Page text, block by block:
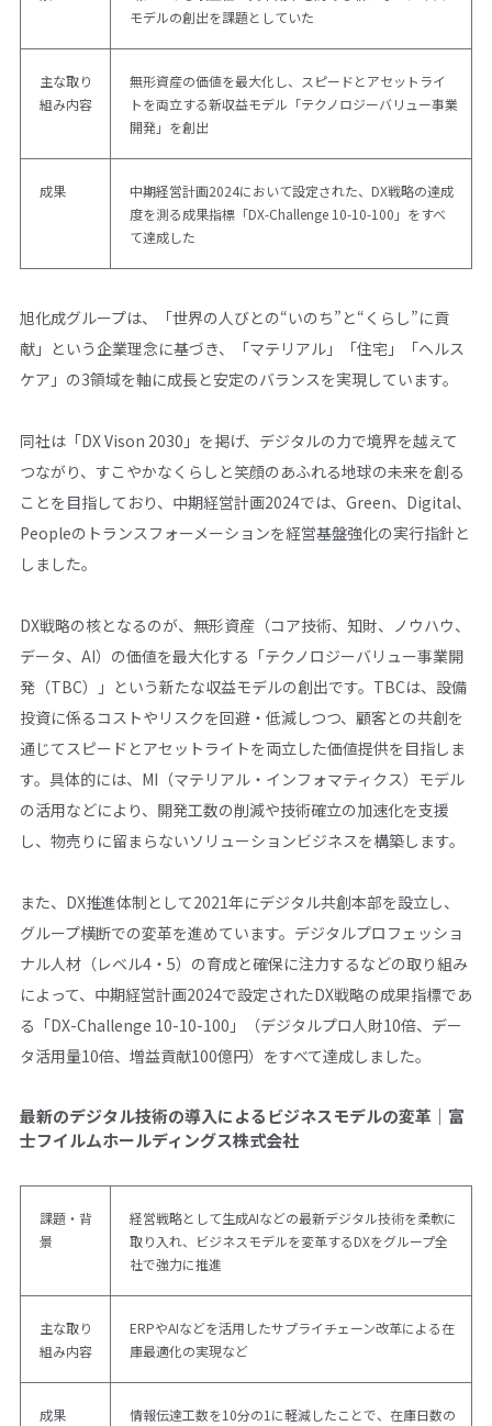
モデルの創出を課題としていた
主な取り
組み内容
無形資産の価値を最大化し、スピードとアセットライ
トを両立する新収益モデル「テクノロジーバリュー事業
開発」を創出
成果
中期経営計画2024において設定された、DX戦略の達成
度を測る成果指標「DX-Challenge 10-10-100」をすべ
て達成した
旭化成グループは、「世界の人びとの“いのち”と“くらし”に貢
献」という企業理念に基づき、「マテリアル」「住宅」「ヘルス
ケア」の3領域を軸に成長と安定のバランスを実現しています。
同社は「DX Vison 2030」を掲げ、デジタルの力で境界を越えて
つながり、すこやかなくらしと笑顔のあふれる地球の未来を創る
ことを目指しており、中期経営計画2024では、Green、Digital、
Peopleのトランスフォーメーションを経営基盤強化の実行指針と
しました。
DX戦略の核となるのが、無形資産（コア技術、知財、ノウハウ、
データ、AI）の価値を最大化する「テクノロジーバリュー事業開
発（TBC）」という新たな収益モデルの創出です。TBCは、設備
投資に係るコストやリスクを回避・低減しつつ、顧客との共創を
通じてスピードとアセットライトを両立した価値提供を目指しま
す。具体的には、MI（マテリアル・インフォマティクス）モデル
の活用などにより、開発工数の削減や技術確立の加速化を支援
し、物売りに留まらないソリューションビジネスを構築します。
また、DX推進体制として2021年にデジタル共創本部を設立し、
グループ横断での変革を進めています。デジタルプロフェッショ
ナル人材（レベル4・5）の育成と確保に注力するなどの取り組み
によって、中期経営計画2024で設定されたDX戦略の成果指標であ
る「DX-Challenge 10-10-100」（デジタルプロ人財10倍、デー
タ活用量10倍、増益貢献100億円）をすべて達成しました。
最新のデジタル技術の導入によるビジネスモデルの変革｜富
士フイルムホールディングス株式会社
課題・背
景
経営戦略として生成AIなどの最新デジタル技術を柔軟に
取り入れ、ビジネスモデルを変革するDXをグループ全
社で強力に推進
主な取り
組み内容
ERPやAIなどを活用したサプライチェーン改革による在
庫最適化の実現など
成果
情報伝達工数を10分の1に軽減したことで、在庫日数の